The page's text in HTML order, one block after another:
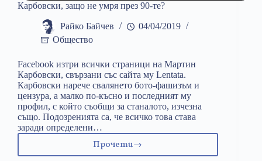
Карбовски, защо не умря през 90-те?
Райко Байчев
04/04/2019
Общество
Facebook изтри всички страници на Мартин
Карбовски, свързани със сайта му Lentata.
Карбовски нарече свалянето бото-фашизъм и
цензура, а малко по-късно и последният му
профил, с който съобщи за станалото, изчезна
също. Подозренията са, че всичко това става
заради определени…
ПрочетиКарбовски,